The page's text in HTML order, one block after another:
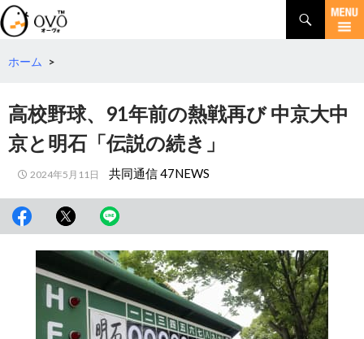
検
索
コ
テ
へ
動
ホーム >
高校野球、91年前の熱戦再び 中京大中
京と明石「伝説の続き」
2024年5月11日 共同通信 47NEWS